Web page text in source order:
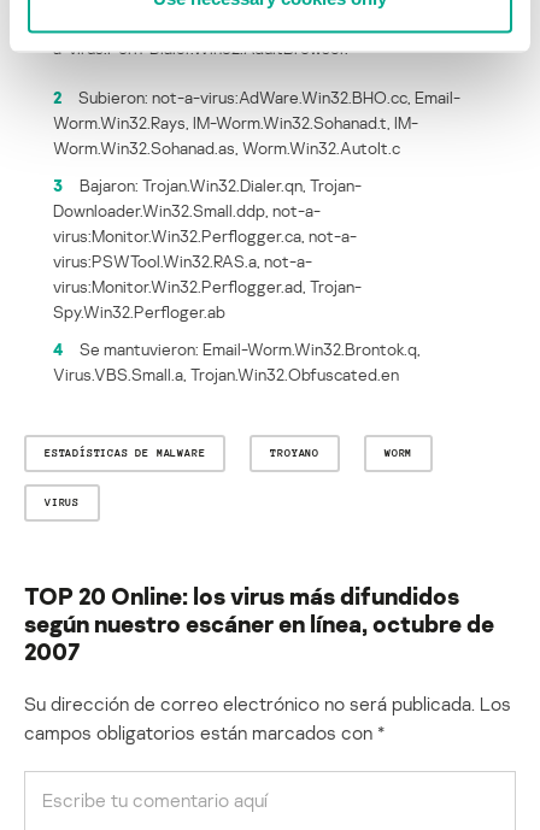
a-virus:Porn-Dialer.Win32.AdultBrowser.
2
Subieron: not-a-virus:AdWare.Win32.BHO.cc, Email-
Worm.Win32.Rays, IM-Worm.Win32.Sohanad.t, IM-
Worm.Win32.Sohanad.as, Worm.Win32.AutoIt.c
3
Bajaron: Trojan.Win32.Dialer.qn, Trojan-
Downloader.Win32.Small.ddp, not-a-
virus:Monitor.Win32.Perflogger.ca, not-a-
virus:PSWTool.Win32.RAS.a, not-a-
virus:Monitor.Win32.Perflogger.ad, Trojan-
Spy.Win32.Perfloger.ab
4
Se mantuvieron: Email-Worm.Win32.Brontok.q,
Virus.VBS.Small.a, Trojan.Win32.Obfuscated.en
ESTADÍSTICAS DE MALWARE TROYANO WORM
VIRUS
TOP 20 Online: los virus más difundidos
según nuestro escáner en línea, octubre de
2007
Su dirección de correo electrónico no será publicada. Los
campos obligatorios están marcados con *